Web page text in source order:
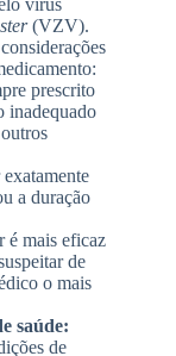
(VZV).
prescrito
inadequado
a duração
é mais eficaz
de
o mais
saúde:
de